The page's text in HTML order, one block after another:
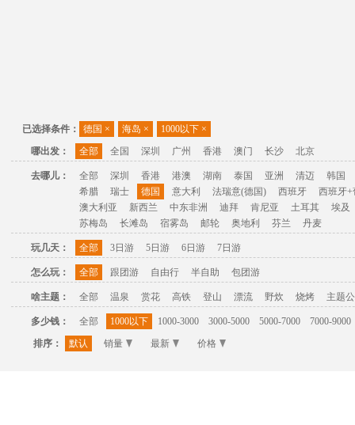
已选择条件： 德国 × 海岛 × 1000以下 ×
哪出发：
全部 全国 深圳 广州 香港 澳门 长沙 北京
去哪儿： 全部 深圳 香港 港澳 湖南 泰国 亚洲 清迈
韩国
希腊
瑞士 德国 意大利 法瑞意(德国) 西班牙
西班牙+
澳大利亚
新西兰 中东非洲 迪拜 肯尼亚 土耳其
埃及
苏梅岛
长滩岛 宿雾岛 邮轮 奥地利 芬兰 丹麦
玩几天： 全部 3日游 5日游 6日游 7日游
怎么玩： 全部 跟团游 自由行 半自助 包团游
啥主题： 全部 温泉 赏花 高铁 登山 漂流 野炊 烧烤 主题
多少钱： 全部 1000以下 1000-3000 3000-5000 5000-7000
7000-9000
排序：
默认 销量 最新 价格